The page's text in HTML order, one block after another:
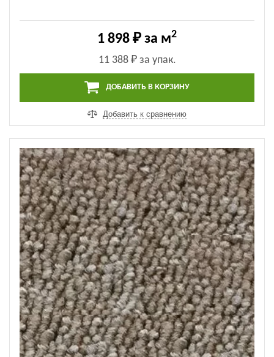
1 898 ₽ за м2
11 388 ₽за упак.
ДОБАВИТЬ В КОРЗИНУ
Добавить к сравнению